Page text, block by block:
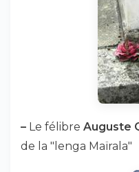
– Le félibre Auguste
de la "lenga Maïrala"